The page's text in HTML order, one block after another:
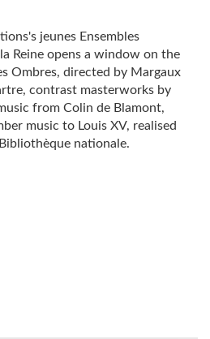
jeunes Ensembles
Reine opens a window on the
Ombres, directed by Margaux
contrast masterworks by
from Colin de Blamont,
music to Louis XV, realised
nationale.